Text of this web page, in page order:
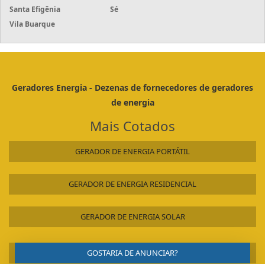
Santa Efigênia
Sé
Vila Buarque
Geradores Energia - Dezenas de fornecedores de geradores
de energia
Mais Cotados
GERADOR DE ENERGIA PORTÁTIL
GERADOR DE ENERGIA RESIDENCIAL
GERADOR DE ENERGIA SOLAR
GOSTARIA DE ANUNCIAR?